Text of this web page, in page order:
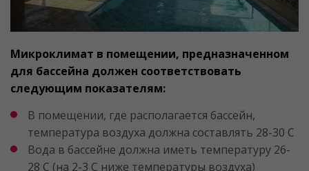
Микроклимат в помещении, предназначенном
для бассейна должен соответствовать
следующим показателям:
В помещении, где располагается бассейн,
температура воздуха должна составлять 28-30 С
Вода в бассейне должна иметь температуру 26-
28 С (на 2-3 С ниже температуры воздуха)